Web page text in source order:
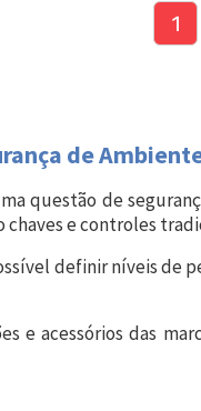
1
de
questão de
e controles
definir níveis
e acessórios das